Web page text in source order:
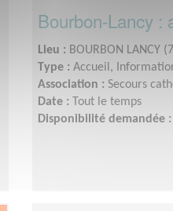
Bourbon-Lancy :
Lieu : BOURBON LANCY
Type : Accueil,
Association : Secours
Date : Tout le temps
Disponibilité demandée :